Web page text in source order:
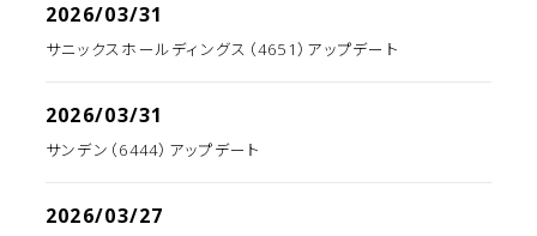
2026/03/31
サニックスホールディングス（4651）アップデート
2026/03/31
サンデン（6444）アップデート
2026/03/27